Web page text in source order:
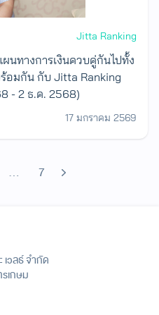
Jitta Ranking
นทางการเงินควบคู่กันไปทั้ง
อมกัน กับ ​Jitta Ranking
- 2 ธ.ค. 2568)
17 มกราคม 2569
… 7 Next
วลธ์ จำกัด
เกษม